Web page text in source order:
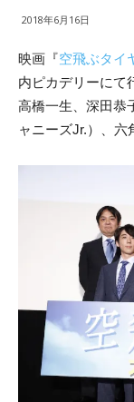
2018年6月16日
映画『空飛ぶタイ
内ピカデリーにて
高橋一生、深田恭
ャニーズJr.）、六